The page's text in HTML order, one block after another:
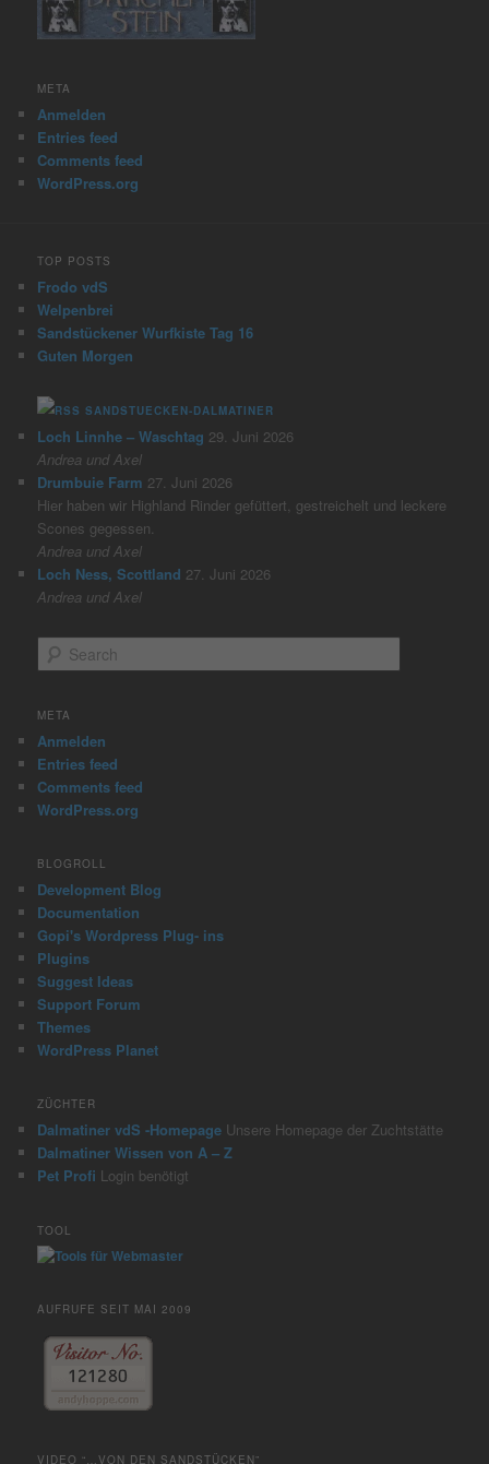
META
Anmelden
Entries feed
Comments feed
WordPress.org
TOP POSTS
Frodo vdS
Welpenbrei
Sandstückener Wurfkiste Tag 16
Guten Morgen
SANDSTUECKEN-DALMATINER
Loch Linnhe – Waschtag 29. Juni 2026
Andrea und Axel
Drumbuie Farm 27. Juni 2026
Hier haben wir Highland Rinder gefüttert, gestreichelt und leckere
Scones gegessen.
Andrea und Axel
Loch Ness, Scottland 27. Juni 2026
Andrea und Axel
e
r
h
META
Anmelden
Entries feed
Comments feed
WordPress.org
BLOGROLL
Development Blog
Documentation
Gopi's Wordpress Plug- ins
Plugins
Suggest Ideas
Support Forum
Themes
WordPress Planet
ZÜCHTER
Dalmatiner vdS -Homepage Unsere Homepage der Zuchtstätte
Dalmatiner Wissen von A – Z
Pet Profi Login benötigt
TOOL
AUFRUFE SEIT MAI 2009
VIDEO “…VON DEN SANDSTÜCKEN”